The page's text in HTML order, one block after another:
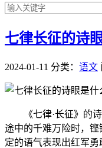
七律长征的诗
2024-01-11 分类： 语文
《七律·长征》的诗
途中的千难万险时，铿
定的语气表现出红军